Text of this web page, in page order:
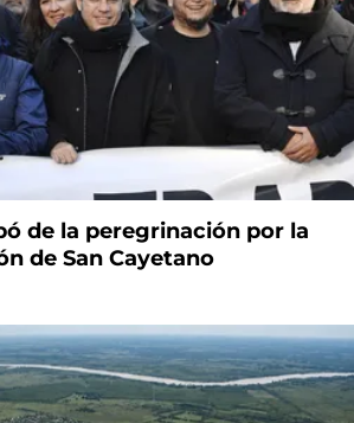
de la peregrinación por la
de San Cayetano